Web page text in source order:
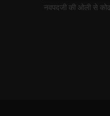
नवपदजी की ओली से कोढ